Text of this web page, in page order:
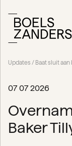
Updates / Baat sluit aan
07 07 2026
Baker